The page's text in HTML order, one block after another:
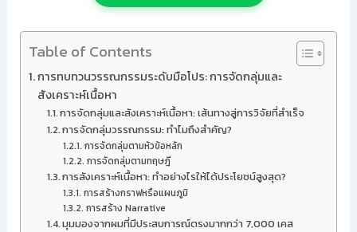
Table of Contents
การทบทวนวรรณกรรมระดับมือโปร: การจัดกลุ่มและ
สังเคราะห์เนื้อหา
การจัดกลุ่มและสังเคราะห์เนื้อหา: เส้นทางสู่การวิจัยที่สำเร็จ
การจัดกลุ่มวรรณกรรม: ทำไมถึงสำคัญ?
การจัดกลุ่มตามหัวข้อหลัก
การจัดกลุ่มตามทฤษฎี
การสังเคราะห์เนื้อหา: ทำอย่างไรให้ได้ประโยชน์สูงสุด?
การสร้างกราฟหรือแผนภูมิ
การสร้าง Narrative
มุมมองจากผมที่มีประสบการณ์ตรงมากกว่า 7,000 เคส